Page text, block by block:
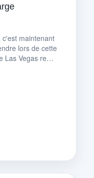
c'est maintenant
lors de cette
Las Vegas re…